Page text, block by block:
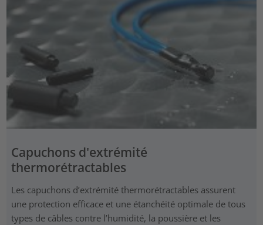
Capuchons d'extrémité
thermorétractables
Les capuchons d’extrémité thermorétractables assurent
une protection efficace et une étanchéité optimale de tous
types de câbles contre l’humidité, la poussière et les